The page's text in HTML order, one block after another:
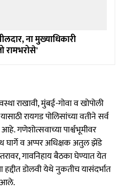
ना मुख्याधिकारी
रामभरोसे'
राखावी, मुंबई-गोवा व खोपोली
रायगड पोलिसांच्या वतीने सर्व
गणेशोत्सवाच्या पार्श्वभूमीवर
घार्गे व अप्पर अधिक्षक अतुल झेंडे
गावनिहाय बैठका घेण्यात येत
डोलवी येथे नुकतीच यासंदर्भात
आले.